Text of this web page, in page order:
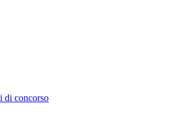
di concorso